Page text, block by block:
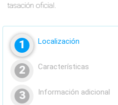
tasación oficial.
1 Localización
2 Características
3 Información adicional